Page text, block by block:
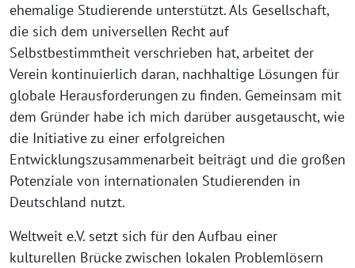
ehemalige Studierende unterstützt. Als Gesellschaft,
die sich dem universellen Recht auf
Selbstbestimmtheit verschrieben hat, arbeitet der
Verein kontinuierlich daran, nachhaltige Lösungen für
globale Herausforderungen zu finden. Gemeinsam mit
dem Gründer habe ich mich darüber ausgetauscht, wie
die Initiative zu einer erfolgreichen
Entwicklungszusammenarbeit beiträgt und die großen
Potenziale von internationalen Studierenden in
Deutschland nutzt.
Weltweit e.V. setzt sich für den Aufbau einer
kulturellen Brücke zwischen lokalen Problemlösern